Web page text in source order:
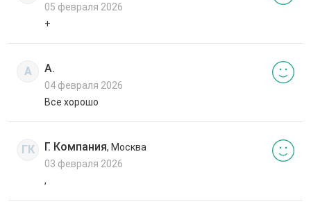
05 февраля 2026
+
А А.
04 февраля 2026
Все хорошо
ГК Г. Компания, Москва
03 февраля 2026
,